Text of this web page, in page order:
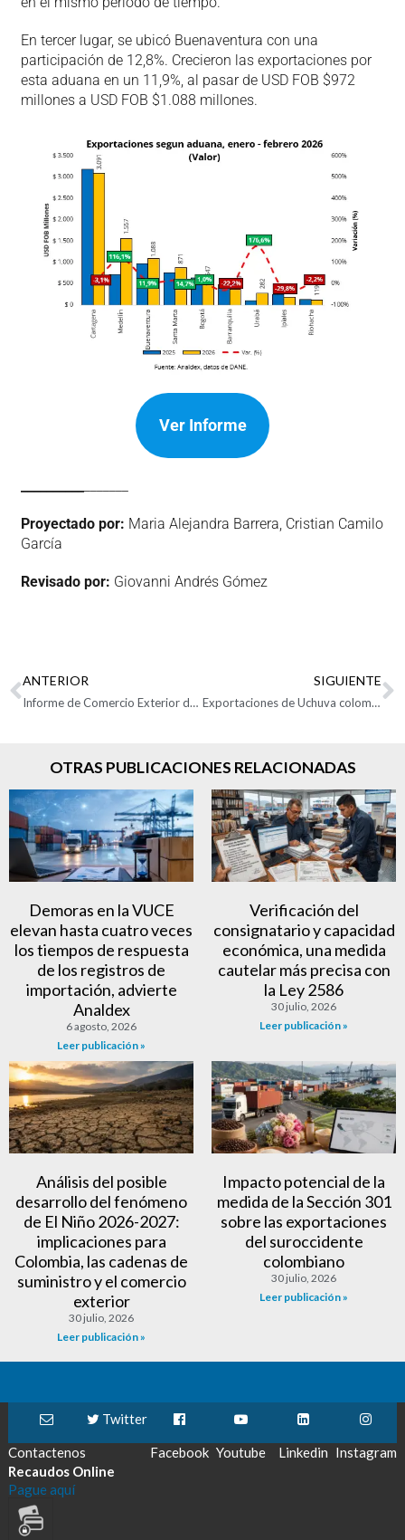
En tercer lugar, se ubicó Buenaventura con una
participación de 12,8%. Crecieron las exportaciones por
esta aduana en un 11,9%, al pasar de USD FOB $972
millones a USD FOB $1.088 millones.
Ver Informe
Proyectado por: Maria Alejandra Barrera, Cristian Camilo
García
Revisado por: Giovanni Andrés Gómez
ANTERIOR
Informe de Comercio Exterior de Zonas Francas Enero 2026
SIGUIENTE
Exportaciones de Uchuva colombiana
OTRAS PUBLICACIONES RELACIONADAS
Demoras en la VUCE
elevan hasta cuatro veces
los tiempos de respuesta
de los registros de
importación, advierte
Analdex
6 agosto, 2026
Leer publicación »
Verificación del
consignatario y capacidad
económica, una medida
cautelar más precisa con
la Ley 2586
30 julio, 2026
Leer publicación »
Análisis del posible
desarrollo del fenómeno
de El Niño 2026-2027:
implicaciones para
Colombia, las cadenas de
suministro y el comercio
exterior
30 julio, 2026
Leer publicación »
Impacto potencial de la
medida de la Sección 301
sobre las exportaciones
del suroccidente
colombiano
30 julio, 2026
Leer publicación »
Contactenos
Twitter
Facebook Youtube Linkedin Instagram
Recaudos Online
Pague aquí